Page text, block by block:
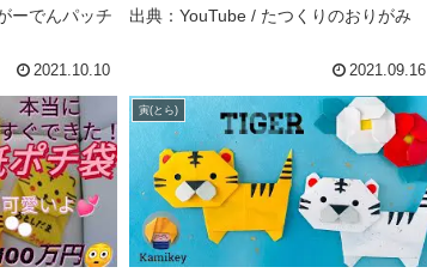
ーでんパッチ
2021.10.10
おりがみ
出典：YouTube / たつくりのおりがみ
2021.09.16
寅(とら)